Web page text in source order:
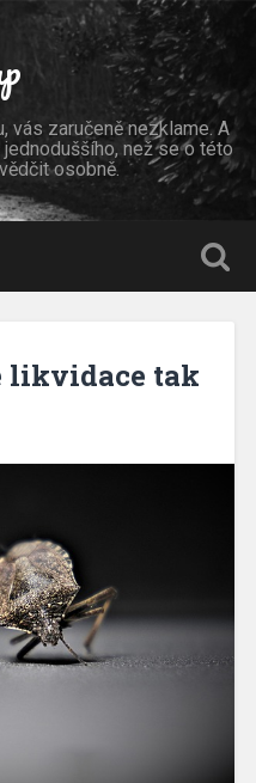
vás zaručeně nezklame. A
než se o této
osobně.
likvidace tak